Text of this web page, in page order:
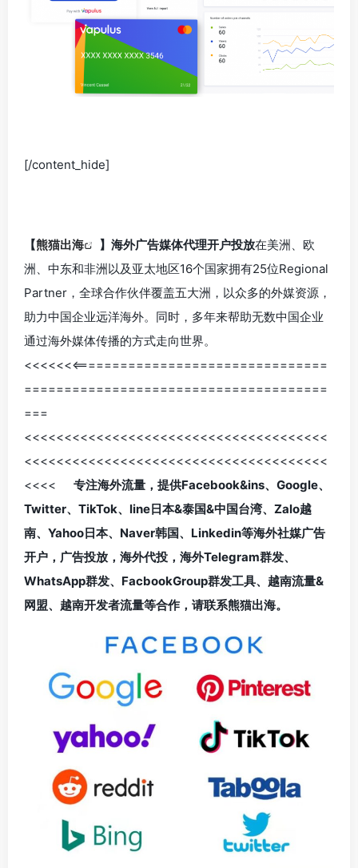
[/content_hide]
【熊猫出海 】海外广告媒体代理开户投放在美洲、欧
洲、中东和非洲以及亚太地区16个国家拥有25位Regional
Partner，全球合作伙伴覆盖五大洲，以众多的外媒资源，
助力中国企业远洋海外。同时，多年来帮助无数中国企业
通过海外媒体传播的方式走向世界。
<<<<<<<================================
======================================
===
<<<<<<<<<<<<<<<<<<<<<<<<<<<<<<<<<<<<<<
<<<<<<<<<<<<<<<<<<<<<<<<<<<<<<<<<<<<<<
<<<<
专注海外流量，提供Facebook&ins、Google、
Twitter、TikTok、line日本&泰国&中国台湾、Zalo越
南、Yahoo日本、Naver韩国、Linkedin等海外社媒广告
开户，广告投放，海外代投，海外Telegram群发、
WhatsApp群发、FacbookGroup群发工具、越南流量&
网盟、越南开发者流量等合作，请联系熊猫出海。